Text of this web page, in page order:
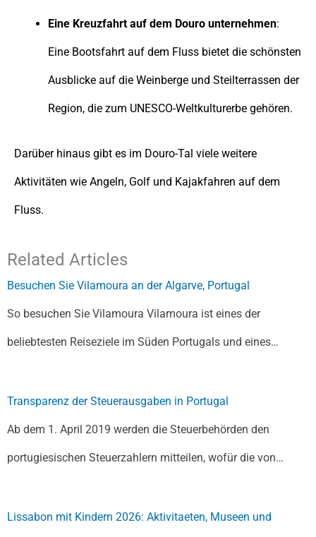
Eine Kreuzfahrt auf dem Douro unternehmen:
Eine Bootsfahrt auf dem Fluss bietet die schönsten
Ausblicke auf die Weinberge und Steilterrassen der
Region, die zum UNESCO-Weltkulturerbe gehören.
Darüber hinaus gibt es im Douro-Tal viele weitere
Aktivitäten wie Angeln, Golf und Kajakfahren auf dem
Fluss.
Related Articles
Besuchen Sie Vilamoura an der Algarve, Portugal
So besuchen Sie Vilamoura Vilamoura ist eines der
beliebtesten Reiseziele im Süden Portugals und eines…
Transparenz der Steuerausgaben in Portugal
Ab dem 1. April 2019 werden die Steuerbehörden den
portugiesischen Steuerzahlern mitteilen, wofür die von…
Lissabon mit Kindern 2026: Aktivitaeten, Museen und